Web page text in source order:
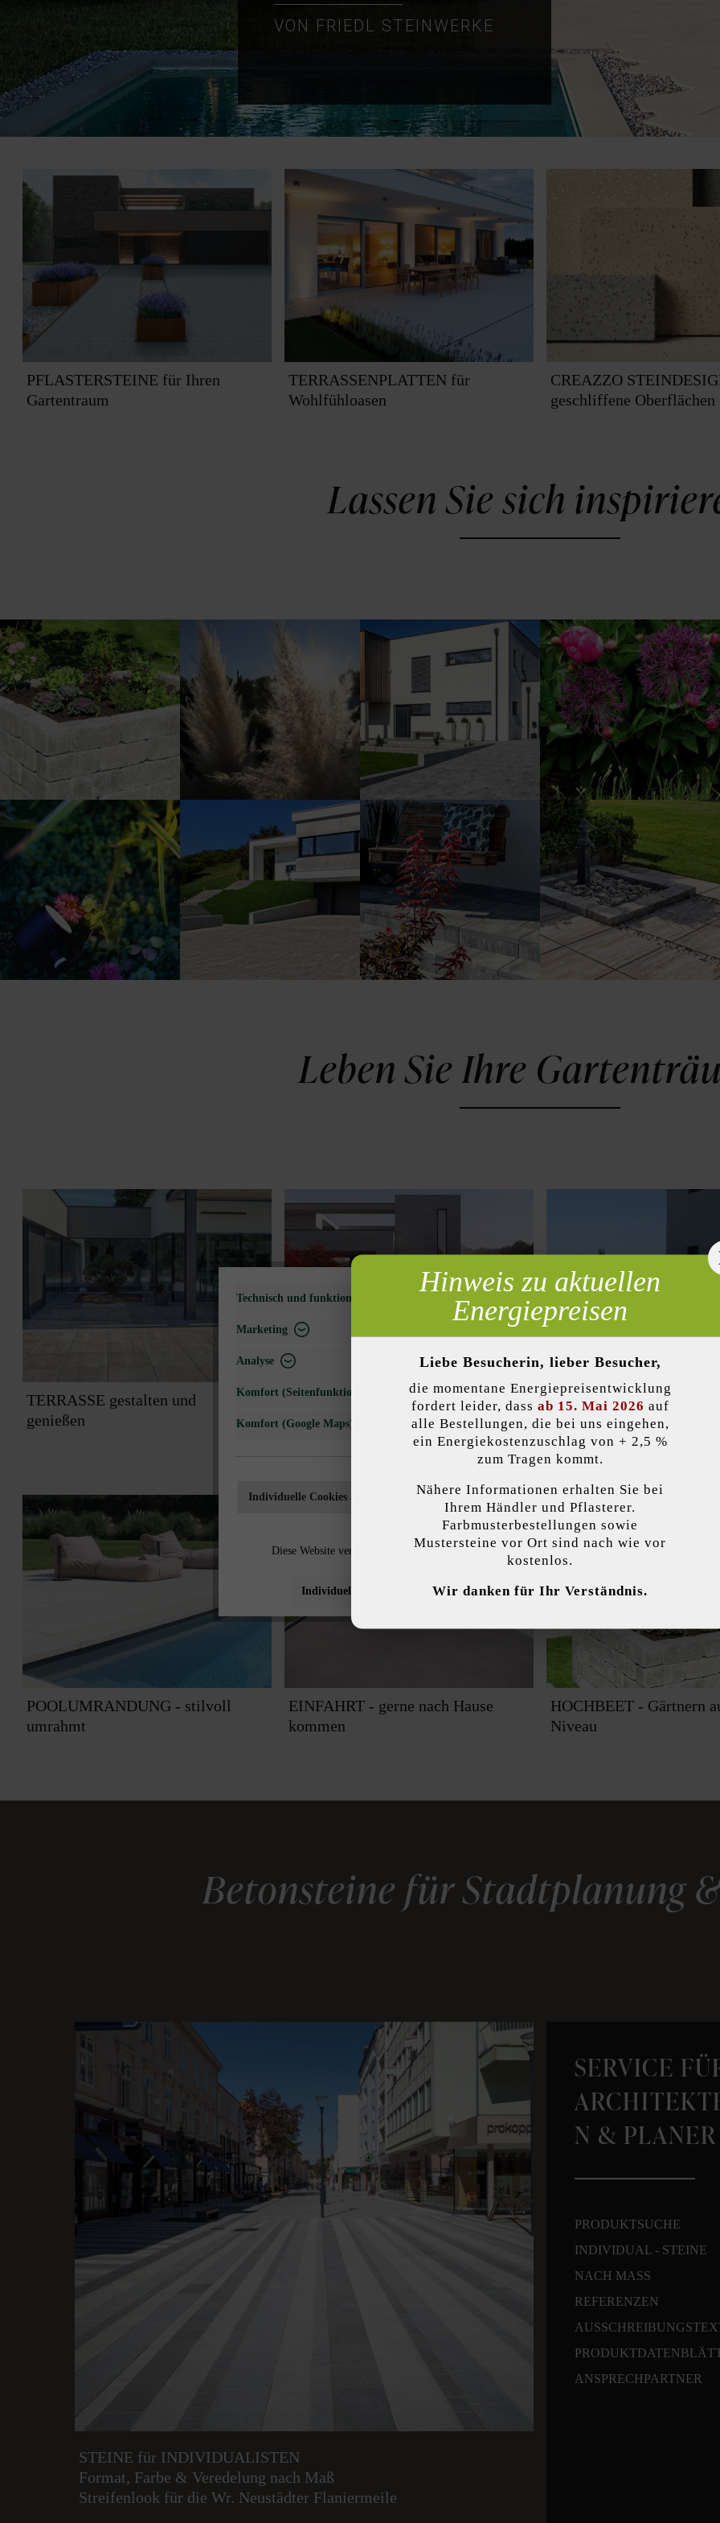
VON FRIEDL STEINWERKE
PFLASTERSTEINE für Ihren
Gartentraum
TERRASSENPLATTEN für
Wohlfühloasen
CREAZZO
geschliffene Oberflächen
Lassen Sie sich
Penthouse für Gemüse
& Co. Hochbeete aus
Mit dem Garten Work-
Life-Balance schaffen.
Pflastersteine für ein
rundum schönes
Zuhause.
Den blühenden Garten
genießen.
Lichtblicke machen
das Leben besonders.
Farbliche Akzente
setzen – auch in der
Einfahrt.
Mit unseren
Terrassenplatten ist
jeder Tag wie ein
Kurzurlaub.
Harmonisches
Zusammenspiel von
Stein und Grün.
Leben Sie Ihre
TERRASSE gestalten und
genießen
SICKERFLÄCHE - Grüne
Gedanken
GARTENMAUER - dem
Reich einen Rahmen geben
POOLUMRANDUNG - stilvoll
umrahmt
EINFAHRT - gerne nach Hause
kommen
HOCHBEET - Gärtnern
Niveau
Betonsteine für Stadtplanung
STEINE für INDIVIDUALISTEN
Format, Farbe & Veredelung nach Maß
Streifenlook für die Wr. Neustädter Flaniermeile
SERVICE
N & PLANER
PRODUKTSUCHE
INDIVIDUAL - STEINE
NACH MASS
REFERENZEN
ANSPRECHPARTNER
Technisch und funktional erforderlich
Marketing
Analyse
Komfort (Seitenfunktionalität)
Komfort (Google Maps)
Individuelle Cookies akzeptieren
Diese Website verwendet Cookies, um Ihnen die bestmögliche Funktionalität bieten zu können...
Individuelle Einstellungen Nur funktionale Cookies akzeptieren Alle
Hinweis zu aktuellen
Energiepreisen
Liebe Besucherin, lieber Besucher,
die momentane Energiepreisentwicklung
fordert leider, dass ab 15. Mai 2026 auf
alle Bestellungen, die bei uns eingehen,
ein Energiekostenzuschlag von + 2,5 %
zum Tragen kommt.
Nähere Informationen erhalten Sie bei
Ihrem Händler und Pflasterer.
Farbmusterbestellungen sowie
Mustersteine vor Ort sind nach wie vor
kostenlos.
Wir danken für Ihr Verständnis.